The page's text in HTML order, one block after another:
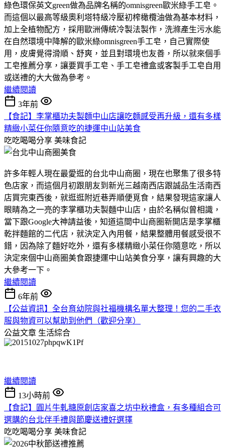
綠色環保英文green做為品牌名稱的omnisgreen歐米綠手工皂。
而這個以最高等級奧利塔特級冷壓初榨橄欖油做為基本材料，
加上全植物配方，採用歐洲傳統冷製法製作，洗滌產生污水能
在自然環境中降解的歐米綠omnisgreen手工皂，自己實際使
用，皮膚覺得滑順、舒爽，並且對環境也友善，所以就來個手
工皂推薦分享，讓要買手工皂、手工皂禮盒或客製手工皂自用
或送禮的大大做為參考。
繼續閱讀
3年前
【食記】李掌櫃功夫製麵中山店讓吃麵感受再升級，還有多樣
精緻小菜任你隨意吃的捷運中山站美食
吃吃喝喝分享 美味食記
許多年輕人現在最愛逛的台北中山商圈，現在也聚集了很多特
色店家，而這個月初跟朋友到新光三越南西店跟誠品生活南西
店買完東西後，就逛逛附近巷弄順便覓食，結果發現這家讓人
眼睛為之一亮的李掌櫃功夫製麵中山店，由於名稱似曾相識，
當下跟Google大神請益後，知道這間中山商圈新開店是李掌櫃
乾拌麵館的二代店，就決定入內用餐，結果整體用餐感受很不
錯，因為除了麵好吃外，還有多樣精緻小菜任你隨意吃，所以
決定來個中山商圈美食跟捷運中山站美食分享，讓有興趣的大
大參考一下。
繼續閱讀
6年前
【公益資訊】全台育幼院與社福機構名單大整理！您的二手衣
服與物資可以幫助到他們（歡迎分享）
公益文章 生活綜合
繼續閱讀
13小時前
【食記】圓片牛軋糖原創店家喜之坊中秋禮盒，有多種組合可
選購的台北伴手禮與節慶送禮好選擇
吃吃喝喝分享 美味食記